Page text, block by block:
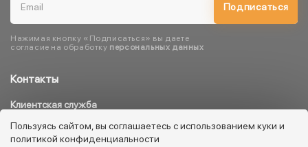
Контакты
Клиентская служба
8 800 333 08 45
info@kotofey.ru
Подписаться
Нажимая кнопку «Подписаться» вы даете
согласие на обработку персональных данных
Пользуясь сайтом, вы соглашаетесь с использованием куки и
политикой конфиденциальности